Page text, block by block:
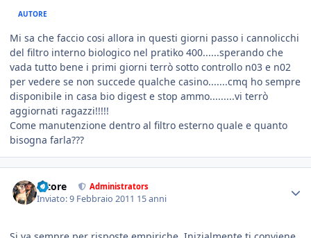
AUTORE
Mi sa che faccio cosi allora in questi giorni passo i cannolicchi
del filtro interno biologico nel pratiko 400......sperando che
vada tutto bene i primi giorni terrò sotto controllo n03 e n02
per vedere se non succede qualche casino.......cmq ho sempre
disponibile in casa bio digest e stop ammo.........vi terrò
aggiornati ragazzi!!!!!
Come manutenzione dentro al filtro esterno quale e quanto
bisogna farla???
tatore Administrators
Inviato:9 Febbraio 2011 15 anni